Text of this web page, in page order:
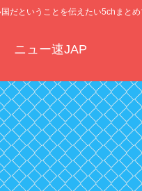
だということを伝えたい5chまとめ
ニュー速JAP